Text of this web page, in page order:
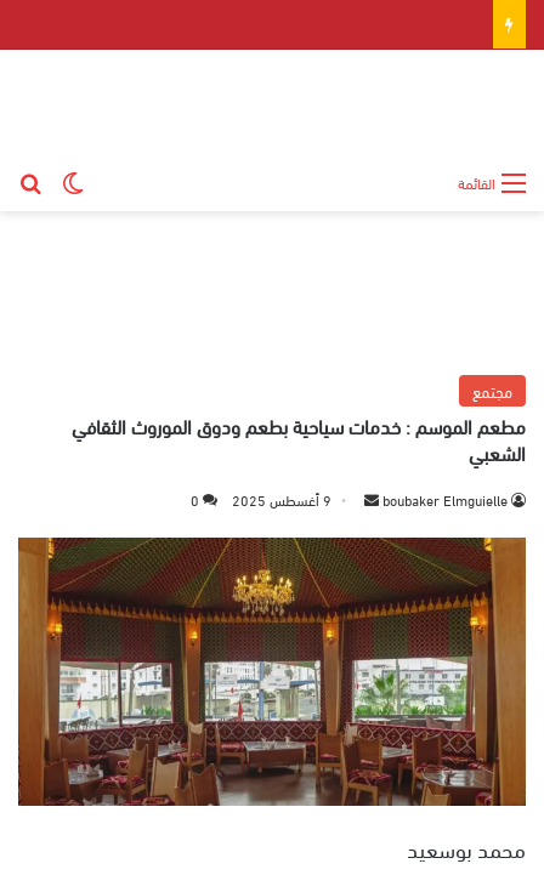
القائمة
مجتمع
مطعم الموسم : خدمات سياحية بطعم ودوق الموروث الثقافي
الشعبي
boubaker Elmguielle
س
ل
ب
ر
ي
د
ا
إ
ل
9 أغسطس 2025 0
محمد بوسعيد